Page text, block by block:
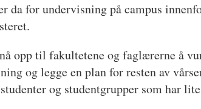
da for undervisning på campus
opp til fakultetene og faglærerne å
og legge en plan for resten av
og studentgrupper som har